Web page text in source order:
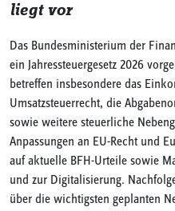
liegt vor
Das Bundesministerium der
ein Jahressteuergesetz 2026
betreffen insbesondere das
Umsatzsteuerrecht, die
sowie weitere steuerliche
Anpassungen an EU-Recht und
auf aktuelle BFH-Urteile sowie
und zur Digitalisierung.
über die wichtigsten geplanten